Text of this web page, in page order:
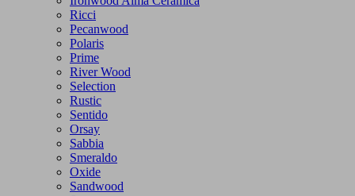
Ricci
Pecanwood
Polaris
Prime
River Wood
Selection
Rustic
Sentido
Orsay
Sabbia
Smeraldo
Oxide
Sandwood